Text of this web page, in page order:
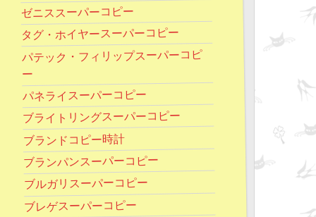
ゼニススーパーコピー
タグ・ホイヤースーパーコピー
パテック・フィリップスーパーコピ
ー
パネライスーパーコピー
ブライトリングスーパーコピー
ブランドコピー時計
ブランパンスーパーコピー
ブルガリスーパーコピー
ブレゲスーパーコピー